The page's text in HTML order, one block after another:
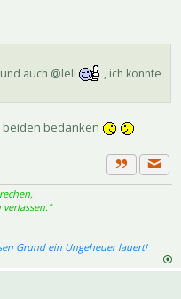
auch @leli
, ich konnte
beiden bedanken
Zitat
Grund ein Ungeheuer lauert!